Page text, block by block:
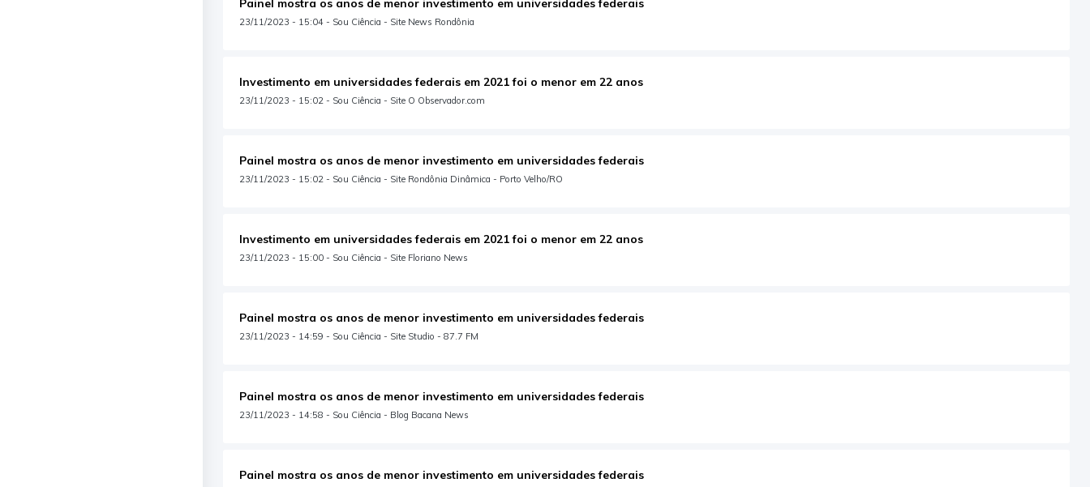
Painel mostra os anos de menor investimento em universidades federais
23/11/2023 - 15:04 - Sou Ciência - Site News Rondônia
Investimento em universidades federais em 2021 foi o menor em 22 anos
23/11/2023 - 15:02 - Sou Ciência - Site O Observador.com
Painel mostra os anos de menor investimento em universidades federais
23/11/2023 - 15:02 - Sou Ciência - Site Rondônia Dinâmica - Porto Velho/RO
Investimento em universidades federais em 2021 foi o menor em 22 anos
23/11/2023 - 15:00 - Sou Ciência - Site Floriano News
Painel mostra os anos de menor investimento em universidades federais
23/11/2023 - 14:59 - Sou Ciência - Site Studio - 87.7 FM
Painel mostra os anos de menor investimento em universidades federais
23/11/2023 - 14:58 - Sou Ciência - Blog Bacana News
Painel mostra os anos de menor investimento em universidades federais